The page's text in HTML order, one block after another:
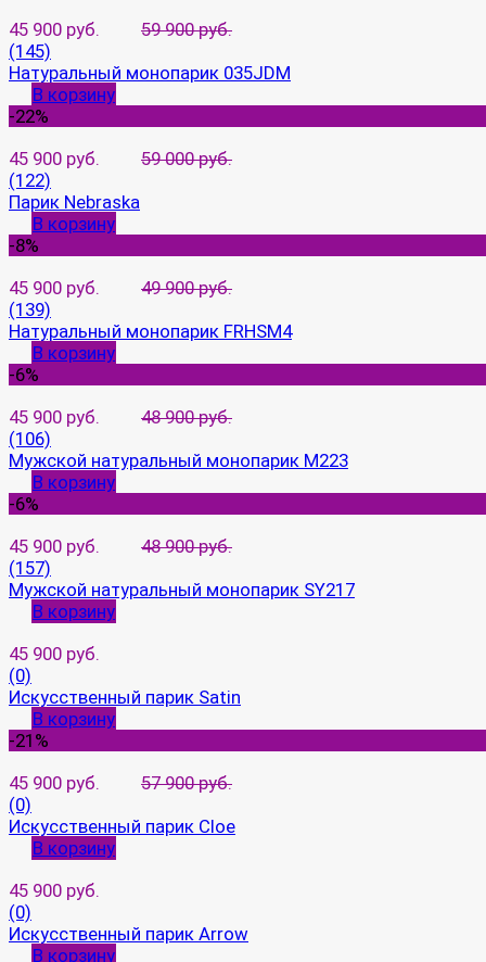
45 900 руб.
59 900 руб.
(145)
Натуральный монопарик 035JDM
В корзину
-22%
45 900 руб.
59 000 руб.
(122)
Парик Nebraska
В корзину
-8%
45 900 руб.
49 900 руб.
(139)
Натуральный монопарик FRHSM4
В корзину
-6%
45 900 руб.
48 900 руб.
(106)
Мужской натуральный монопарик M223
В корзину
-6%
45 900 руб.
48 900 руб.
(157)
Мужской натуральный монопарик SY217
В корзину
45 900 руб.
(0)
Искусственный парик Satin
В корзину
-21%
45 900 руб.
57 900 руб.
(0)
Искусственный парик Cloe
В корзину
45 900 руб.
(0)
Искусственный парик Arrow
В корзину